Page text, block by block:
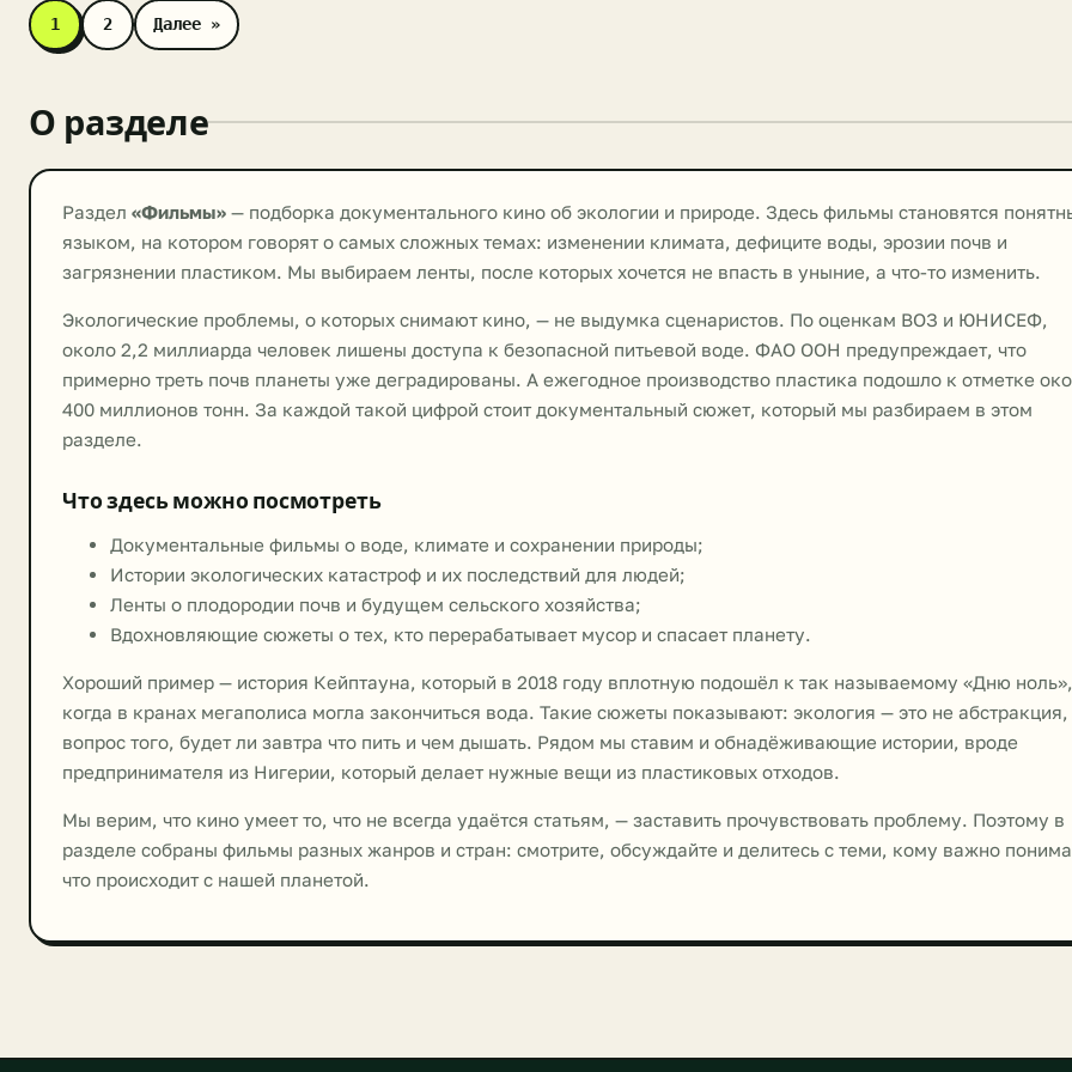
1 2 Далее »
О разделе
Раздел «Фильмы» — подборка документального кино об экологии и природе. Здесь фильмы становятся
языком, на котором говорят о самых сложных темах: изменении климата, дефиците воды, эрозии почв и
загрязнении пластиком. Мы выбираем ленты, после которых хочется не впасть в уныние, а что-то изменить.
Экологические проблемы, о которых снимают кино, — не выдумка сценаристов. По оценкам ВОЗ и ЮНИСЕФ,
около 2,2 миллиарда человек лишены доступа к безопасной питьевой воде. ФАО ООН предупреждает, что
примерно треть почв планеты уже деградированы. А ежегодное производство пластика подошло к отметке
400 миллионов тонн. За каждой такой цифрой стоит документальный сюжет, который мы разбираем в этом
разделе.
Что здесь можно посмотреть
Документальные фильмы о воде, климате и сохранении природы;
Истории экологических катастроф и их последствий для людей;
Ленты о плодородии почв и будущем сельского хозяйства;
Вдохновляющие сюжеты о тех, кто перерабатывает мусор и спасает планету.
Хороший пример — история Кейптауна, который в 2018 году вплотную подошёл к так называемому «Дню ноль»,
когда в кранах мегаполиса могла закончиться вода. Такие сюжеты показывают: экология — это не абстракция,
вопрос того, будет ли завтра что пить и чем дышать. Рядом мы ставим и обнадёживающие истории, вроде
предпринимателя из Нигерии, который делает нужные вещи из пластиковых отходов.
Мы верим, что кино умеет то, что не всегда удаётся статьям, — заставить прочувствовать проблему. Поэтому в
разделе собраны фильмы разных жанров и стран: смотрите, обсуждайте и делитесь с теми, кому важно
что происходит с нашей планетой.